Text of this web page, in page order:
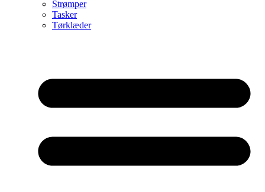
Strømper
Tasker
Tørklæder